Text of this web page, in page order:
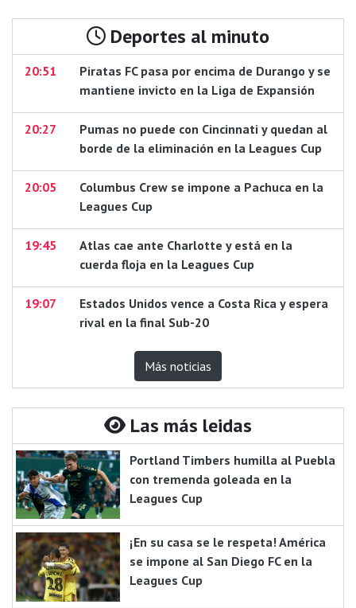
Deportes al minuto
20:51
Piratas FC pasa por encima de Durango y se
mantiene invicto en la Liga de Expansión
20:27
Pumas no puede con Cincinnati y quedan al
borde de la eliminación en la Leagues Cup
20:05
Columbus Crew se impone a Pachuca en la
Leagues Cup
19:45
Atlas cae ante Charlotte y está en la
cuerda floja en la Leagues Cup
19:07
Estados Unidos vence a Costa Rica y espera
rival en la final Sub-20
Más noticias
Las más leidas
Portland Timbers humilla al Puebla
con tremenda goleada en la
Leagues Cup
¡En su casa se le respeta! América
se impone al San Diego FC en la
Leagues Cup